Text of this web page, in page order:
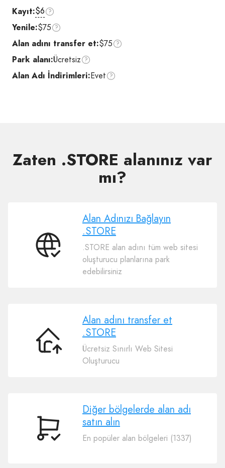
Kayıt:$6
Yenile:$75
Alan adını transfer et:$75
Park alanı:Ücretsiz
Alan Adı İndirimleri:Evet
Zaten .STORE alanınız var
mı?
Alan
Alan Adınızı Bağlayın
.STORE
.STORE alan adını tüm web sitesi
oluşturucu planlarına park
edebilirsiniz
Alan
adını
Alan adını transfer et
.STORE
Ücretsiz Sınırlı Web Sitesi
Oluşturucu
Diğer
Diğer bölgelerde alan adı
satın alın
En popüler alan bölgeleri (1337)